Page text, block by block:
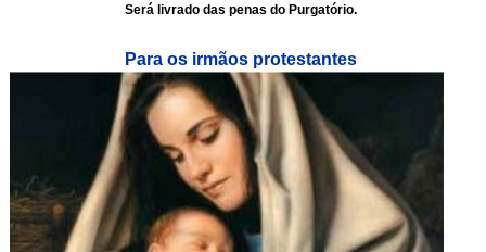
Será livrado das penas do Purgatório.
Para os irmãos protestantes